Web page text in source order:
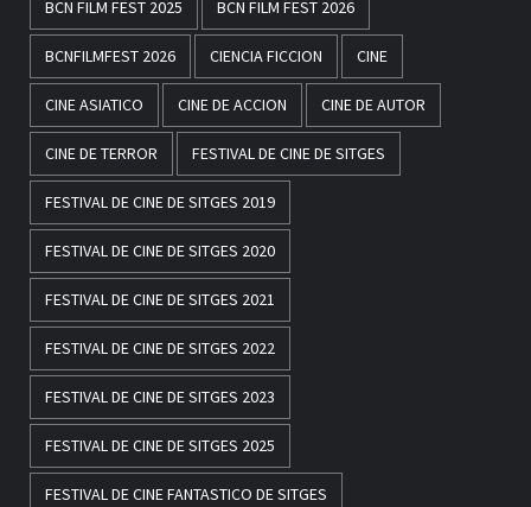
BCN FILM FEST 2025 BCN FILM FEST 2026
BCNFILMFEST 2026 CIENCIA FICCION CINE
CINE ASIATICO CINE DE ACCION CINE DE AUTOR
CINE DE TERROR FESTIVAL DE CINE DE SITGES
FESTIVAL DE CINE DE SITGES 2019
FESTIVAL DE CINE DE SITGES 2020
FESTIVAL DE CINE DE SITGES 2021
FESTIVAL DE CINE DE SITGES 2022
FESTIVAL DE CINE DE SITGES 2023
FESTIVAL DE CINE DE SITGES 2025
FESTIVAL DE CINE FANTASTICO DE SITGES